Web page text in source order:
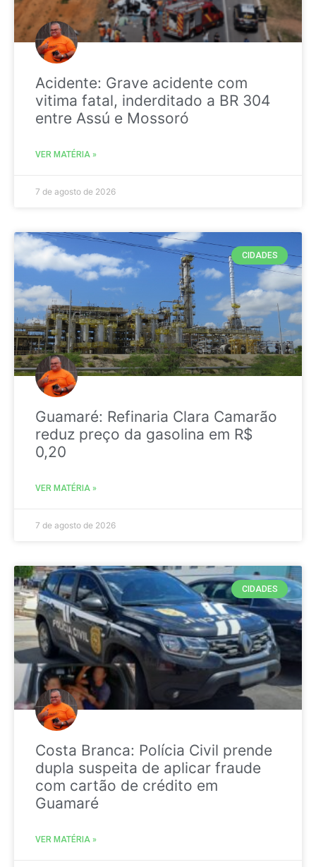
Acidente: Grave acidente com
vitima fatal, inderditado a BR 304
entre Assú e Mossoró
VER MATÉRIA »
7 de agosto de 2026
CIDADES
Guamaré: Refinaria Clara Camarão
reduz preço da gasolina em R$
0,20
VER MATÉRIA »
7 de agosto de 2026
CIDADES
Costa Branca: Polícia Civil prende
dupla suspeita de aplicar fraude
com cartão de crédito em
Guamaré
VER MATÉRIA »